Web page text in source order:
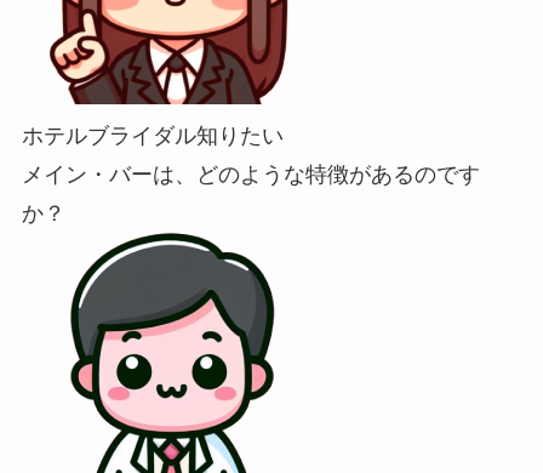
ホテルブライダル知りたい
メイン・バーは、どのような特徴があるのです
か？